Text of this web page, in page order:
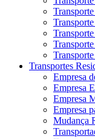
Transportes
Empresa
Empresa
Empresa
Empresa
Mudança